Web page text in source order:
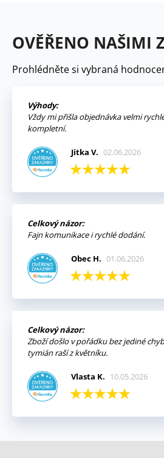
OVĚŘENO NAŠIMI
Prohlédněte si vybraná
Výhody:
Vždy mi přišla objednávka velmi
kompletní.
Jitka V. 02.06.2026
Celkový názor:
Fajn komunikace i rychlé dodání.
Obec H. 01.06.2026
Celkový názor:
Zboží došlo v pořádku bez jediné
tymián raší z květníku.
Vlasta K. 10.05.2026